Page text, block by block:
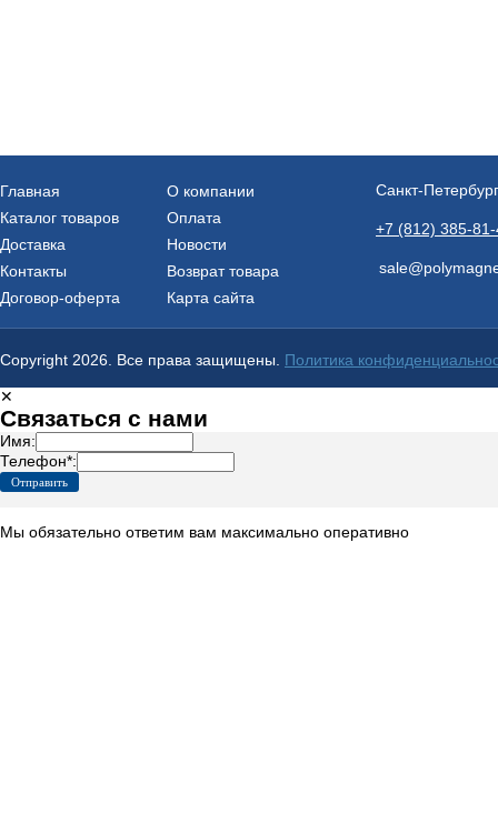
Главная
О компании
Каталог товаров
Оплата
Доставка
Новости
Контакты
Возврат товара
Договор-оферта
Карта сайта
Санкт-
+7 (812) 385-
Copyright 2026. Все права защищены. Политика
✕
Связаться с нами
Имя:
Телефон*:
Мы обязательно ответим вам максимально оперативно